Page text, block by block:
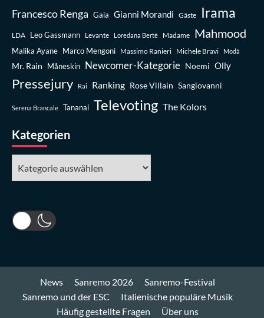
Francesco Renga Gaia Gianni Morandi Gäste Irama
LDA Leo Gassmann Levante Loredana Bertè Madame Mahmood
Malika Ayane Marco Mengoni Massimo Ranieri Michele Bravi Modà
Mr. Rain Måneskin Newcomer-Kategorie Noemi Olly
Pressejury Rai Ranking Rose Villain Sangiovanni
Serena Brancale Tananai Televoting The Kolors
Kategorien
News Sanremo 2026
Sanremo-Festival
Sanremo und der ESC
Italienische populäre Musik
Häufig gestellte Fragen
Über uns